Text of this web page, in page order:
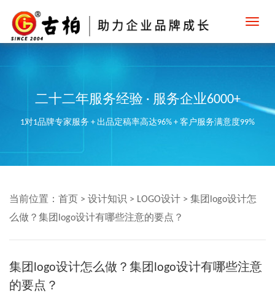
二十二年服务经验 · 服务企业6000+
1对1品牌专家服务 + 出品定稿率高达96% + 客户服务满意度99%
当前位置： 首页 > 设计知识 > LOGO设计 > 集团logo设计怎
么做？集团logo设计有哪些注意的要点？
集团logo设计怎么做？集团logo设计有哪些注意
的要点？